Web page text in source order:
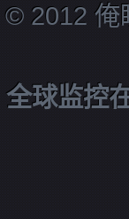
© 2012 俺
全球监控